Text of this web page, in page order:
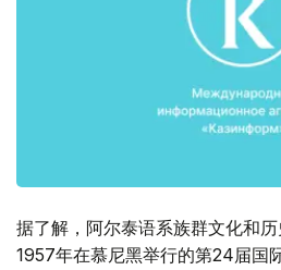
据了解，阿尔泰语系族群文化和
1957年在慕尼黑举行的第24届国